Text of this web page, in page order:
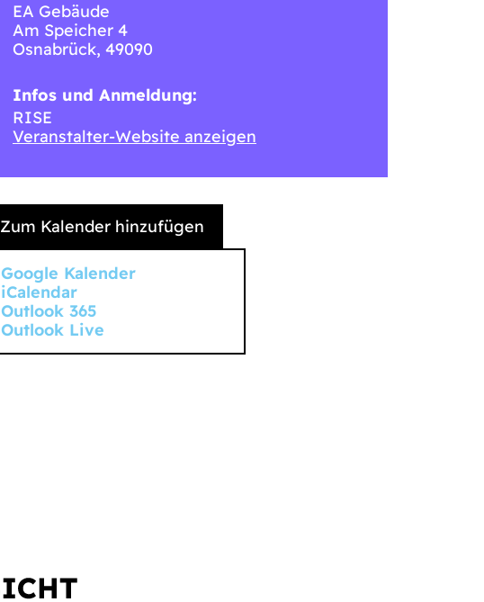
EA Gebäude
Am Speicher 4
Osnabrück, 49090
Infos und Anmeldung:
RISE
Veranstalter-Website anzeigen
Zum Kalender hinzufügen
Google Kalender
iCalendar
Outlook 365
Outlook Live